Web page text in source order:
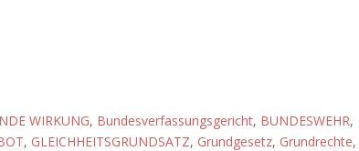
WIRKUNG, Bundesverfassungsgericht, BUNDESWEHR,
, GLEICHHEITSGRUNDSATZ, Grundgesetz, Grundrechte,